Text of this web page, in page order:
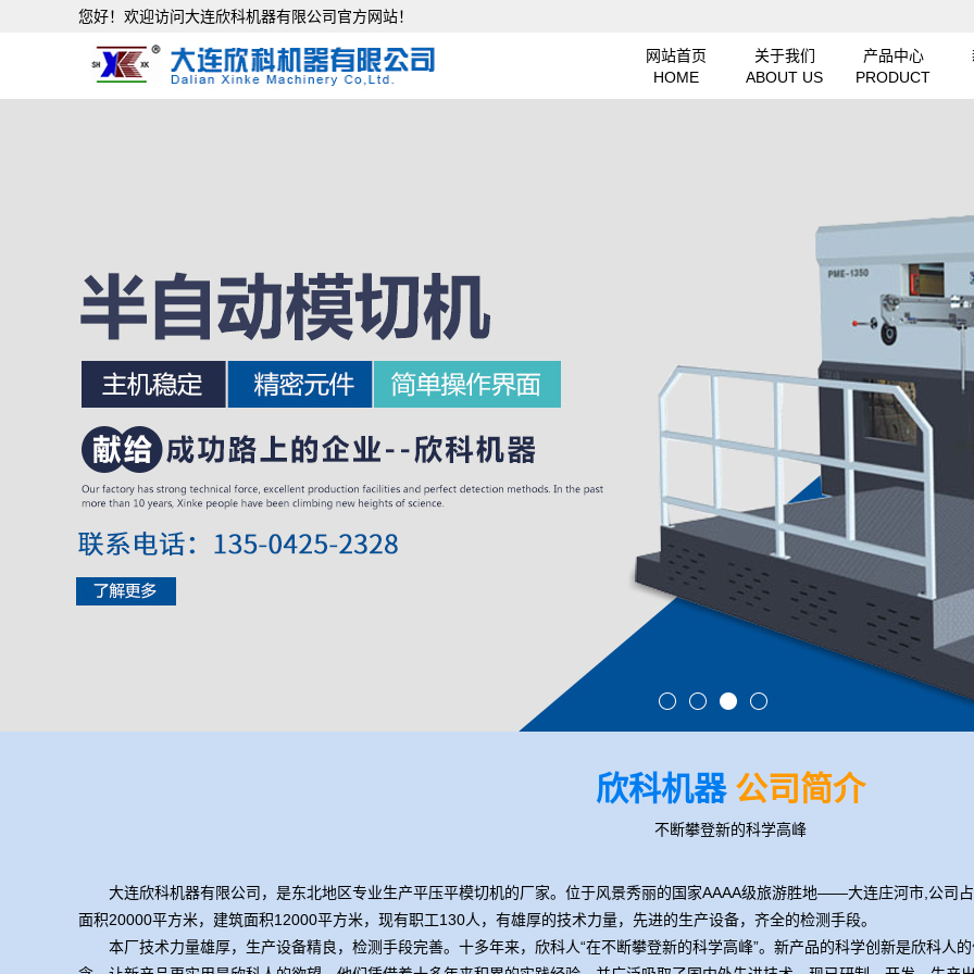
您好！欢迎访问大连欣科机器有限公司官方网站！
网站首页
HOME
关于我们
ABOUT US
产品中心
PRODUCT
欣科机器公司简介
不断攀登新的科学高峰
大连欣科机器有限公司，是东北地区专业生产平压平模切机的厂家。位于风景秀丽的国家AAAA级旅游胜地——大连庄河市,公司
面积20000平方米，建筑面积12000平方米，现有职工130人，有雄厚的技术力量，先进的生产设备，齐全的检测手段。
本厂技术力量雄厚，生产设备精良，检测手段完善。十多年来，欣科人“在不断攀登新的科学高峰”。新产品的科学创新是欣科人